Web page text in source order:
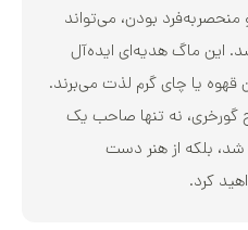
می‌تواند
ایده‌آل
لذت می‌برند.
تنها صاحب یک
دست